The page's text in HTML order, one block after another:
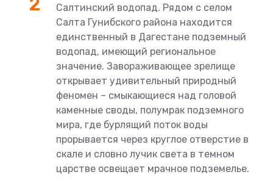
Салтинский водопад. Рядом с селом
Салта Гунибского района находится
единственный в Дагестане подземный
водопад, имеющий региональное
значение. Завораживающее зрелище
открывает удивительный природный
феномен – смыкающиеся над головой
каменные своды, полумрак подземного
мира, где бурлящий поток воды
прорывается через круглое отверстие в
скале и словно лучик света в темном
царстве освещает мрачное подземелье.